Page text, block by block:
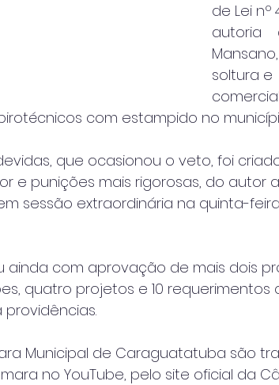
de Lei nº
autoria
soltura e
com estampido no
que ocasionou o veto, foi
e punições mais rigorosas, do autor
sessão extraordinária na quinta-feira
ainda com aprovação de mais dois
quatro projetos e 10 requerimentos
Municipal de Caraguatatuba são
no YouTube, pelo site oficial da